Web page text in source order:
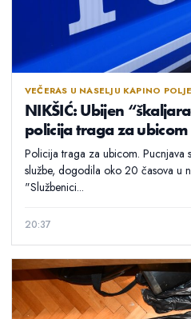
VEČERAS U NASELJU KAPINO POLJE
NIKŠIĆ: Ubijen
policija traga za ubicom
Policija traga za ubicom. Pucnjava
službe, dogodila oko 20 časova u
"Službenici...
20:37